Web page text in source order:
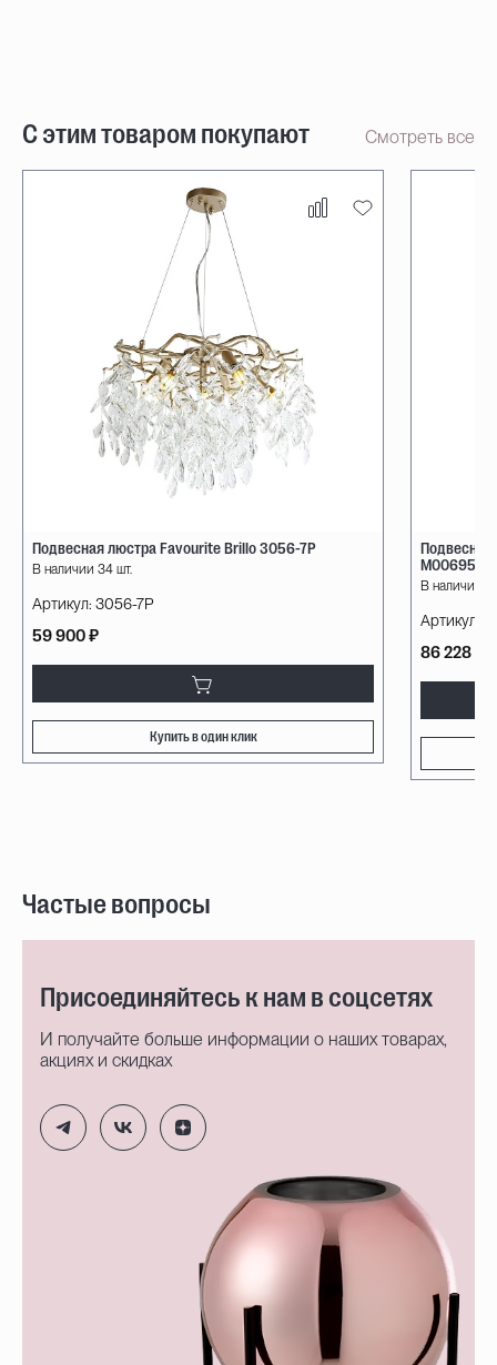
С этим товаром покупают Смотреть все
Подвесная люстра Favourite Brillo 3056-7P
В наличии 34 шт.
Артикул: 3056-7P
59 900 ₽
Купить в один клик
М0069585
В наличии 5
Артикул:
86 228 ₽
Частые вопросы
Присоединяйтесь к нам в соцсетях
И получайте больше информации о наших товарах,
акциях и скидках